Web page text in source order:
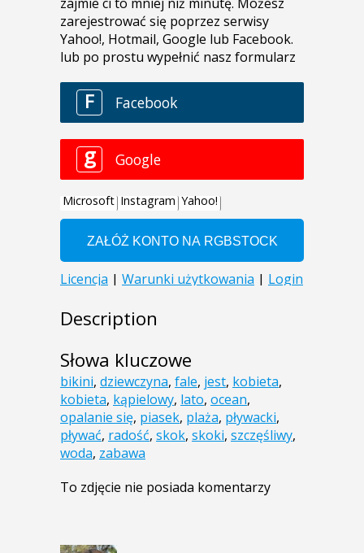
Description
Słowa kluczowe
bikini, dziewczyna, fale, jest, kobieta,
kobieta, kąpielowy, lato, ocean,
opalanie się, piasek, plaża, pływacki,
pływać, radość, skok, skoki, szczęśliwy,
woda, zabawa
To zdjęcie nie posiada komentarzy